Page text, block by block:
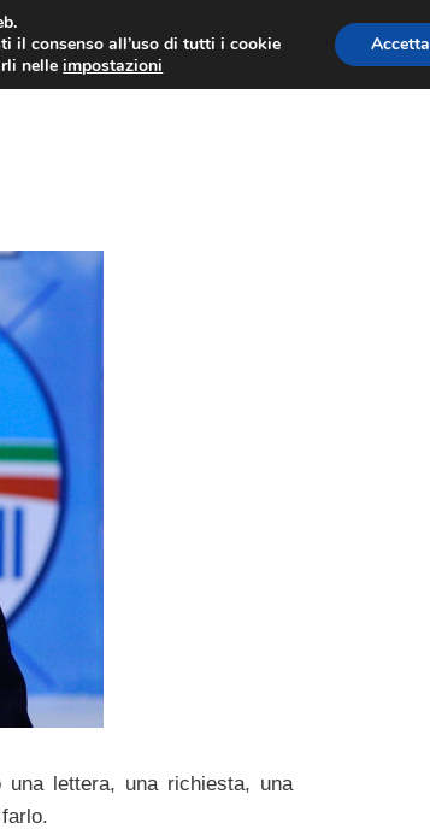
PUBBLICA ECONOMIA EUROPEA
lettera, una richiesta, una
il consenso all’uso di tutti i cookie
nelleimpostazioni
Accetta